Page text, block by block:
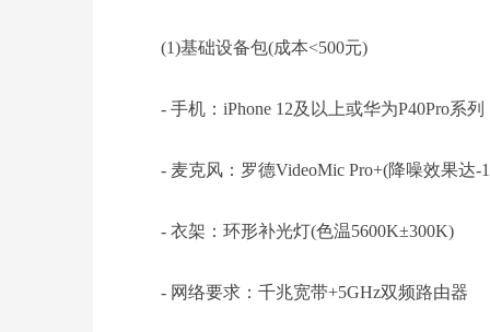
(1)基础设备包(成本<500元)
- 手机：iPhone 12及以上或华为P40Pro系列
- 麦克风：罗德VideoMic Pro+(降噪效果达-
- 衣架：环形补光灯(色温5600K±300K)
- 网络要求：千兆宽带+5GHz双频路由器